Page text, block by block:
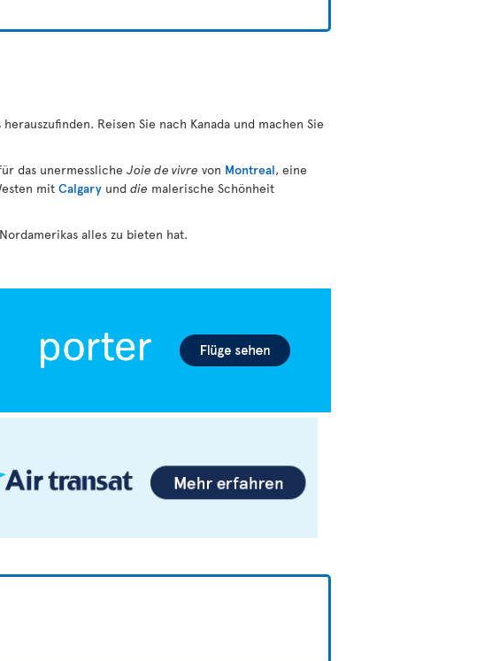
Reisen Sie nach Kanada und machen Sie
das unermessliche Joie de vivre von Montreal, eine
mit Calgary und die malerische Schönheit
alles zu bieten hat.